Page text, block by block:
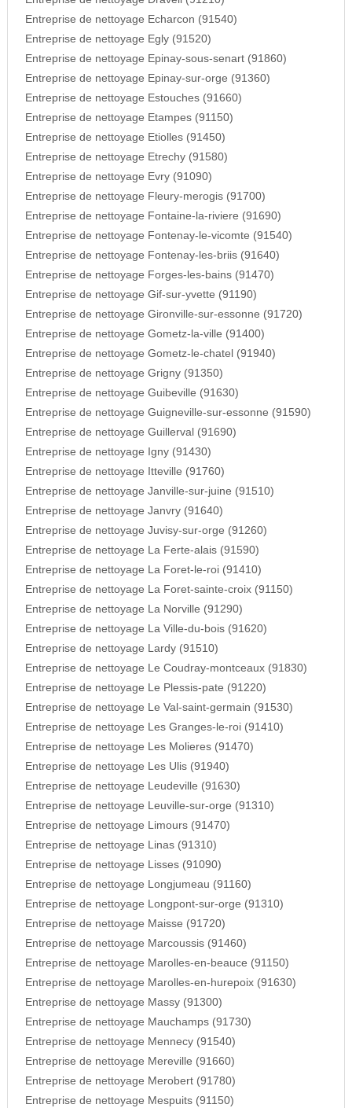
Entreprise de nettoyage Echarcon (91540)
Entreprise de nettoyage Egly (91520)
Entreprise de nettoyage Epinay-sous-senart (91860)
Entreprise de nettoyage Epinay-sur-orge (91360)
Entreprise de nettoyage Estouches (91660)
Entreprise de nettoyage Etampes (91150)
Entreprise de nettoyage Etiolles (91450)
Entreprise de nettoyage Etrechy (91580)
Entreprise de nettoyage Evry (91090)
Entreprise de nettoyage Fleury-merogis (91700)
Entreprise de nettoyage Fontaine-la-riviere (91690)
Entreprise de nettoyage Fontenay-le-vicomte (91540)
Entreprise de nettoyage Fontenay-les-briis (91640)
Entreprise de nettoyage Forges-les-bains (91470)
Entreprise de nettoyage Gif-sur-yvette (91190)
Entreprise de nettoyage Gironville-sur-essonne (91720)
Entreprise de nettoyage Gometz-la-ville (91400)
Entreprise de nettoyage Gometz-le-chatel (91940)
Entreprise de nettoyage Grigny (91350)
Entreprise de nettoyage Guibeville (91630)
Entreprise de nettoyage Guigneville-sur-essonne (91590)
Entreprise de nettoyage Guillerval (91690)
Entreprise de nettoyage Igny (91430)
Entreprise de nettoyage Itteville (91760)
Entreprise de nettoyage Janville-sur-juine (91510)
Entreprise de nettoyage Janvry (91640)
Entreprise de nettoyage Juvisy-sur-orge (91260)
Entreprise de nettoyage La Ferte-alais (91590)
Entreprise de nettoyage La Foret-le-roi (91410)
Entreprise de nettoyage La Foret-sainte-croix (91150)
Entreprise de nettoyage La Norville (91290)
Entreprise de nettoyage La Ville-du-bois (91620)
Entreprise de nettoyage Lardy (91510)
Entreprise de nettoyage Le Coudray-montceaux (91830)
Entreprise de nettoyage Le Plessis-pate (91220)
Entreprise de nettoyage Le Val-saint-germain (91530)
Entreprise de nettoyage Les Granges-le-roi (91410)
Entreprise de nettoyage Les Molieres (91470)
Entreprise de nettoyage Les Ulis (91940)
Entreprise de nettoyage Leudeville (91630)
Entreprise de nettoyage Leuville-sur-orge (91310)
Entreprise de nettoyage Limours (91470)
Entreprise de nettoyage Linas (91310)
Entreprise de nettoyage Lisses (91090)
Entreprise de nettoyage Longjumeau (91160)
Entreprise de nettoyage Longpont-sur-orge (91310)
Entreprise de nettoyage Maisse (91720)
Entreprise de nettoyage Marcoussis (91460)
Entreprise de nettoyage Marolles-en-beauce (91150)
Entreprise de nettoyage Marolles-en-hurepoix (91630)
Entreprise de nettoyage Massy (91300)
Entreprise de nettoyage Mauchamps (91730)
Entreprise de nettoyage Mennecy (91540)
Entreprise de nettoyage Mereville (91660)
Entreprise de nettoyage Merobert (91780)
Entreprise de nettoyage Mespuits (91150)